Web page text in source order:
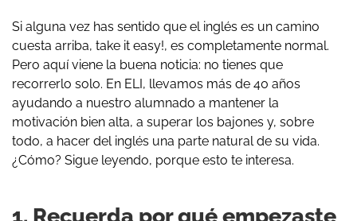
Si alguna vez has sentido que el inglés es un camino
cuesta arriba, take it easy!, es completamente normal.
Pero aquí viene la buena noticia: no tienes que
recorrerlo solo. En ELI, llevamos más de 40 años
ayudando a nuestro alumnado a mantener la
motivación bien alta, a superar los bajones y, sobre
todo, a hacer del inglés una parte natural de su vida.
¿Cómo? Sigue leyendo, porque esto te interesa.
1. Recuerda por qué empezaste